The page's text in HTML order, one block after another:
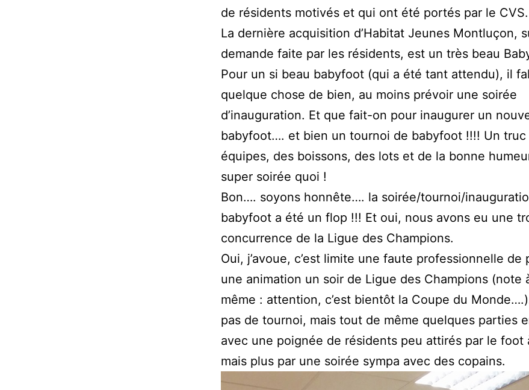
de résidents motivés et qui ont été portés par le CVS.
La dernière acquisition d’Habitat Jeunes Montluçon,
demande faite par les résidents, est un très beau
Pour un si beau babyfoot (qui a été tant attendu), il
quelque chose de bien, au moins prévoir une soirée
d’inauguration. Et que fait-on pour inaugurer un
babyfoot…. et bien un tournoi de babyfoot !!!! Un truc
équipes, des boissons, des lots et de la bonne
super soirée quoi !
Bon…. soyons honnête…. la soirée/tournoi/
babyfoot a été un flop !!! Et oui, nous avons eu une
concurrence de la Ligue des Champions.
Oui, j’avoue, c’est limite une faute professionnelle de
une animation un soir de Ligue des Champions (note
même : attention, c’est bientôt la Coupe du
pas de tournoi, mais tout de même quelques parties
avec une poignée de résidents peu attirés par le foot
mais plus par une soirée sympa avec des copains.